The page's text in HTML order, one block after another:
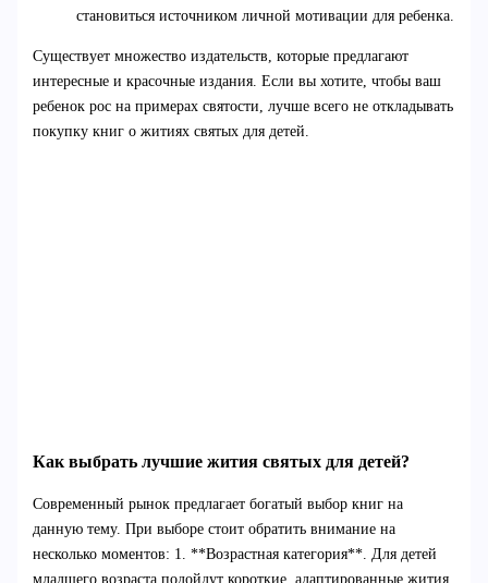
становиться источником личной мотивации для ребенка.
Существует множество издательств, которые предлагают
интересные и красочные издания. Если вы хотите, чтобы ваш
ребенок рос на примерах святости, лучше всего не откладывать
покупку книг о житиях святых для детей.
Как выбрать лучшие жития святых для детей?
Современный рынок предлагает богатый выбор книг на
данную тему. При выборе стоит обратить внимание на
несколько моментов: 1. **Возрастная категория**. Для детей
младшего возраста подойдут короткие, адаптированные жития,